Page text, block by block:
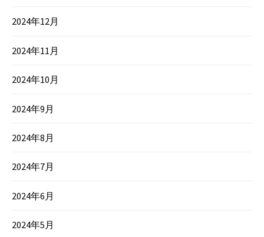
2024年12月
2024年11月
2024年10月
2024年9月
2024年8月
2024年7月
2024年6月
2024年5月